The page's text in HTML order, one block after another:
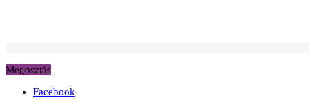
Megosztás
Facebook